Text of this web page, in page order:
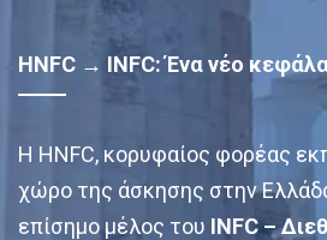
HNFC → INFC: Ένα νέο
Η HNFC, κορυφαίος φορέας
χώρο της άσκησης στην
επίσημο μέλος του INFC –